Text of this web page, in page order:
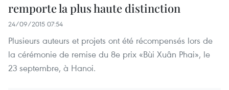
remporte la plus haute distinction
24/09/2015 07:54
Plusieurs auteurs et projets ont été récompensés lors de
la cérémonie de remise du 8e prix «Bùi Xuân Phai», le
23 septembre, à Hanoi.